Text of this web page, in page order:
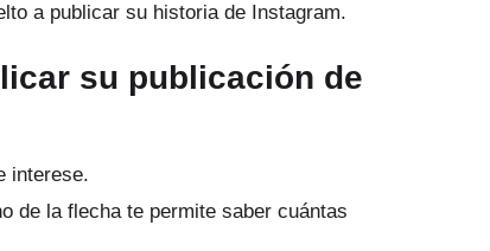
a publicar su historia de Instagram.
su publicación de
interese.
de la flecha te permite saber cuántas